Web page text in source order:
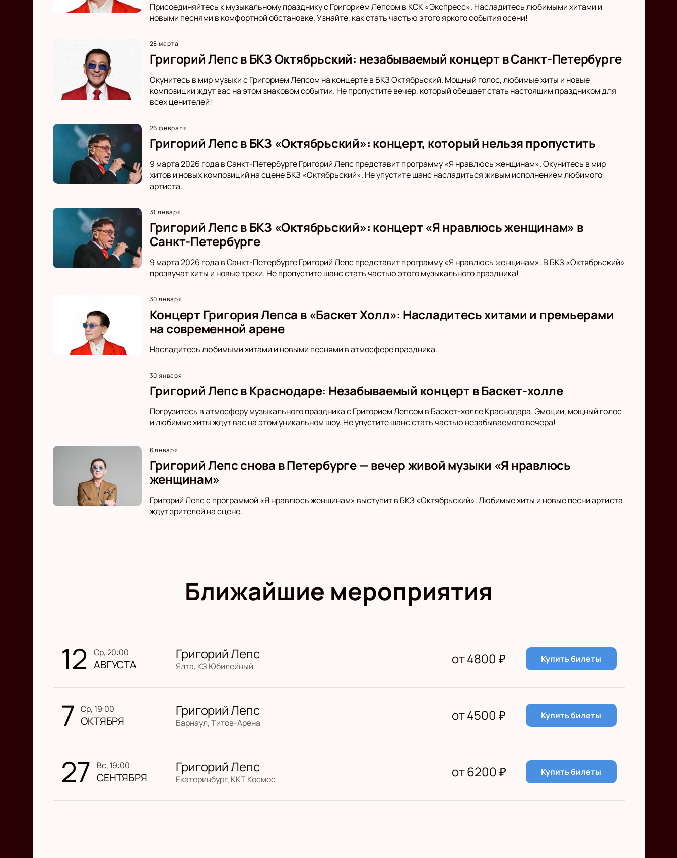
Присоединяйтесь к музыкальному празднику с Григорием Лепсом в КСК «Экспресс». Насладитесь любимыми хитами и
новыми песнями в комфортной обстановке. Узнайте, как стать частью этого яркого события осени!
28 марта
Григорий Лепс в БКЗ Октябрьский: незабываемый концерт в Санкт-Петербурге
Окунитесь в мир музыки с Григорием Лепсом на концерте в БКЗ Октябрьский. Мощный голос, любимые хиты и новые
композиции ждут вас на этом знаковом событии. Не пропустите вечер, который обещает стать настоящим праздником для
всех ценителей!
26 февраля
Григорий Лепс в БКЗ «Октябрьский»: концерт, который нельзя пропустить
9 марта 2026 года в Санкт-Петербурге Григорий Лепс представит программу «Я нравлюсь женщинам». Окунитесь в мир
хитов и новых композиций на сцене БКЗ «Октябрьский». Не упустите шанс насладиться живым исполнением любимого
артиста.
31 января
Григорий Лепс в БКЗ «Октябрьский»: концерт «Я нравлюсь женщинам» в
Санкт-Петербурге
9 марта 2026 года в Санкт-Петербурге Григорий Лепс представит программу «Я нравлюсь женщинам». В БКЗ «Октябрьский»
прозвучат хиты и новые треки. Не пропустите шанс стать частью этого музыкального праздника!
30 января
Концерт Григория Лепса в «Баскет Холл»: Насладитесь хитами и премьерами
на современной арене
Насладитесь любимыми хитами и новыми песнями в атмосфере праздника.
30 января
Григорий Лепс в Краснодаре: Незабываемый концерт в Баскет-холле
Погрузитесь в атмосферу музыкального праздника с Григорием Лепсом в Баскет-холле Краснодара. Эмоции, мощный голос
и любимые хиты ждут вас на этом уникальном шоу. Не упустите шанс стать частью незабываемого вечера!
6 января
Григорий Лепс снова в Петербурге — вечер живой музыки «Я нравлюсь
женщинам»
Григорий Лепс с программой «Я нравлюсь женщинам» выступит в БКЗ «Октябрьский». Любимые хиты и новые песни артиста
ждут зрителей на сцене.
Ближайшие мероприятия
12 ср, 20:00
АВГУСТА
Григорий Лепс
Ялта, КЗ Юбилейный от4800 ₽ Купить билеты
7 ср, 19:00
ОКТЯБРЯ
Григорий Лепс
Барнаул, Титов-Арена от4500 ₽ Купить билеты
27 вс, 19:00
СЕНТЯБРЯ
Григорий Лепс
Екатеринбург, ККТ Космос от6200 ₽ Купить билеты